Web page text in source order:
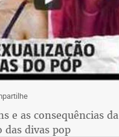
e as consequências da
das divas pop